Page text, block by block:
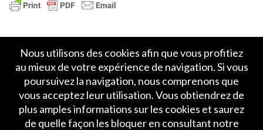
Accueil
Politique de Confidentialité
Crédits et mentions légales
Contact
Nous utilisons des cookies afin que vous profitiez
au mieux de votre expérience de navigation. Si vous
poursuivez la navigation, nous comprenons que
vous acceptez leur utilisation. Vous obtiendrez de
plus amples informations sur les cookies et saurez
de quelle façon les bloquer en consultant notre